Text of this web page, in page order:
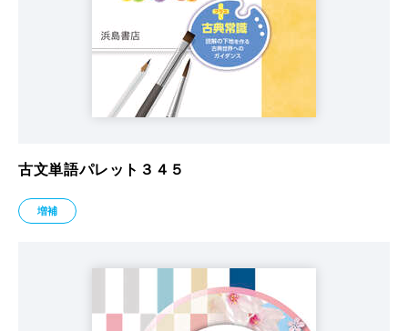
古文単語パレット３４５
増補